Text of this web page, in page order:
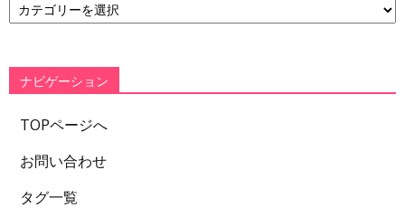
テ
ー
ナビゲーション
TOPページへ
お問い合わせ
タグ一覧